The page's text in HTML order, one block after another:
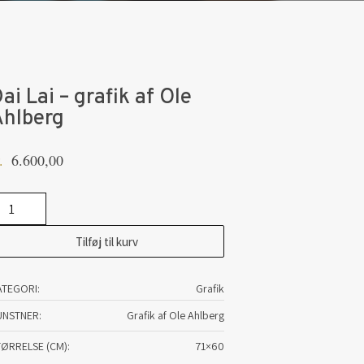
Lai – grafik af Ole
6.600,00
Tilføj til kurv
Grafik
Grafik af Ole Ahlberg
(CM) 71×60